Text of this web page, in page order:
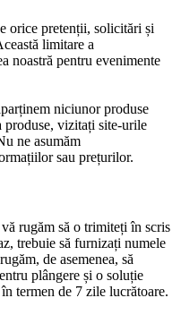
orice pretenții, solicitări și
limitare a
noastră pentru evenimente
niciunor produse
produse, vizitați site-urile
ne asumăm
sau prețurilor.
rugăm să o trimiteți în scris
trebuie să furnizați numele
de asemenea, să
plângere și o soluție
termen de 7 zile lucrătoare.